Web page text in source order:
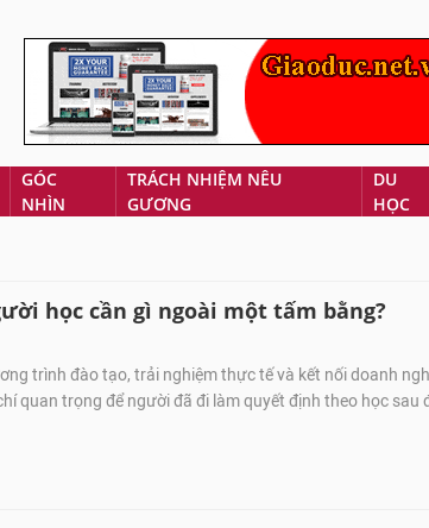
GÓC
NHÌN
TRÁCH NHIỆM NÊU
GƯƠNG
DU
HỌC
học cần gì ngoài một tấm bằng?
trình đào tạo, trải nghiệm thực tế và kết nối doanh
quan trọng để người đã đi làm quyết định theo học sau